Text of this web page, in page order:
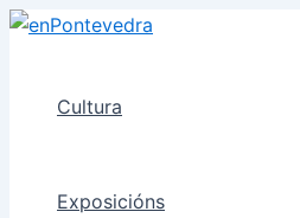
Ir
Cultura
Exposicións